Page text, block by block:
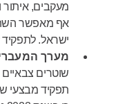
מעקבים, איתור
אף מאפשר
ישראל. לתפקיד
מערך
שוטרים
תפקיד מבצעי